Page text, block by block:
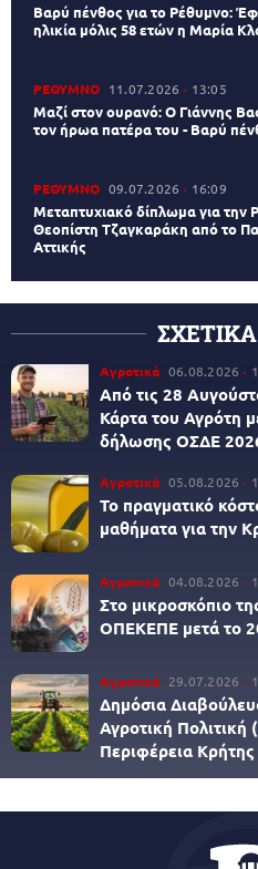
Βαρύ πένθος για το Ρέθυμνο:
ηλικία μόλις 58 ετών η Μαρία
ΡΕΘΥΜΝΟ 11.07.2026 13:05
Μαζί στον ουρανό: Ο Γιάννης
τον ήρωα πατέρα του - Βαρύ
ΡΕΘΥΜΝΟ 09.07.2026 16:09
Μεταπτυχιακό δίπλωμα για την
Θεοπίστη Τζαγκαράκη από το
Αττικής
Αγροτικά 06.08.2026
Από τις 28
Κάρτα του Αγρότη
δήλωσης ΟΣΔΕ
Αγροτικά 05.08.2026
Το πραγματικό
μαθήματα για την
Αγροτικά 04.08.2026
Στο μικροσκόπιο
ΟΠΕΚΕΠΕ μετά το
Αγροτικά 29.07.2026
Δημόσια
Αγροτική
Περιφέρεια Κρήτης